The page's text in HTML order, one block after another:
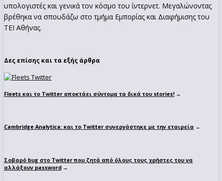
υπολογιστές και γενικά τον κόσμο του ίντερνετ. Μεγαλώνοντας
βρέθηκα να σπουδάζω στο τμήμα Εμπορίας και Διαφήμισης του
ΤΕΙ Αθήνας.
Δες επίσης και τα εξής άρθρα
Fleets και το Twitter αποκτάει σύντομα τα δικά του stories! →
Cambridge Analytica: και το Twitter συνεργάστηκε με την εταιρεία →
Σοβαρό bug στο Twitter που ζητά από όλους τους χρήστες του να
αλλάξουν password →